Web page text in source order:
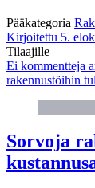
Pääkategoria
Kirjoitettu 5.
Tilaajille
Ei kommentteja
rakennustöihin
Sorvoja